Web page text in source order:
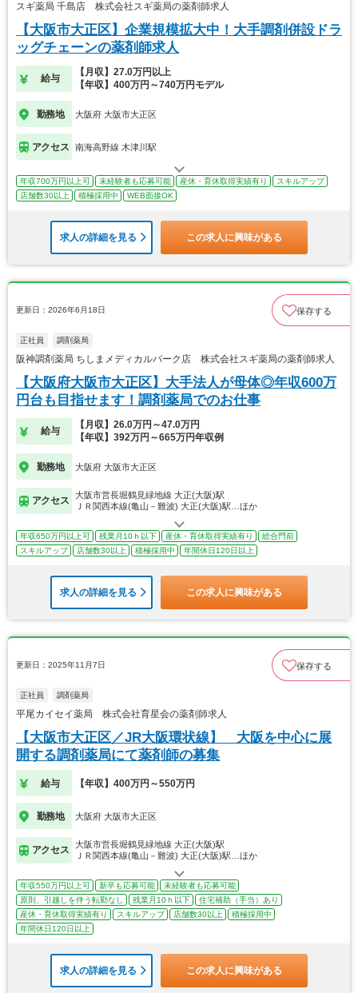
スギ薬局 千島店 株式会社スギ薬局の薬剤師求人
【大阪市大正区】企業規模拡大中！大手調剤併設ドラ
ッグチェーンの薬剤師求人
給与
【月収】27.0万円以上
【年収】400万円～740万円モデル
勤務地 大阪府 大阪市大正区
アクセス 南海高野線 木津川駅
年収700万円以上可 未経験者も応募可能 産休・育休取得実績有り
スキルアップ
店舗数30以上
積極採用中 WEB面接OK
求人の詳細を見る この求人に興味がある
更新日：2026年6月18日 保存する
正社員 調剤薬局
阪神調剤薬局 ちしまメディカルパーク店 株式会社スギ薬局の薬剤師求人
【大阪府大阪市大正区】大手法人が母体◎年収600万
円台も目指せます！調剤薬局でのお仕事
給与
【月収】26.0万円～47.0万円
【年収】392万円～665万円年収例
勤務地 大阪府 大阪市大正区
アクセス
大阪市営長堀鶴見緑地線 大正(大阪)駅
ＪＲ関西本線(亀山－難波) 大正(大阪)駅…ほか
年収650万円以上可 残業月10ｈ以下 産休・育休取得実績有り
総合門前
スキルアップ
店舗数30以上 積極採用中 年間休日120日以上
求人の詳細を見る この求人に興味がある
更新日：2025年11月7日 保存する
正社員 調剤薬局
平尾カイセイ薬局 株式会社育星会の薬剤師求人
【大阪市大正区／JR大阪環状線】 大阪を中心に展
開する調剤薬局にて薬剤師の募集
給与 【年収】400万円～550万円
勤務地 大阪府 大阪市大正区
アクセス
大阪市営長堀鶴見緑地線 大正(大阪)駅
ＪＲ関西本線(亀山－難波) 大正(大阪)駅…ほか
年収550万円以上可 新卒も応募可能
未経験者も応募可能
原則、引越しを伴う転勤なし
残業月10ｈ以下
住宅補助（手当）あり
産休・育休取得実績有り
スキルアップ 店舗数30以上
積極採用中
年間休日120日以上
求人の詳細を見る この求人に興味がある